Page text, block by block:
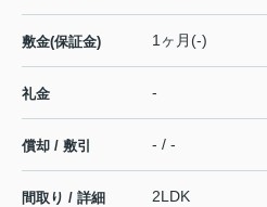
敷金(保証金) 1ヶ月(-)
礼金 -
償却 / 敷引 - / -
間取り / 詳細 2LDK